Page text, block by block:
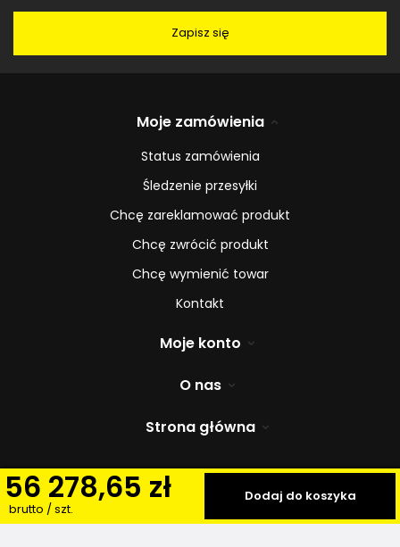
56 278,65 zł
brutto /szt.
Dodaj do koszyka
Zapisz się
Moje zamówienia
Status zamówienia
Śledzenie przesyłki
Chcę zareklamować produkt
Chcę zwrócić produkt
Chcę wymienić towar
Kontakt
Moje konto
O nas
Strona główna
W sklepie prezentujemy ceny brutto (z VAT).
Stawki VAT dla
Polska.